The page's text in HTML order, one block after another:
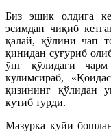
Биз эшик олдига
эсимдан чиқиб
қалай, қўлини чап
қинидан суғуриб
ўнг қўлидаги
кулимсираб,
қизининг қўлидан
кутиб турди.
Мазурка куйи